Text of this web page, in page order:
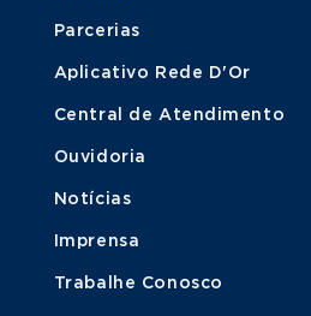
Parcerias
Aplicativo Rede D'Or
Central de Atendimento
Ouvidoria
Notícias
Imprensa
Trabalhe Conosco